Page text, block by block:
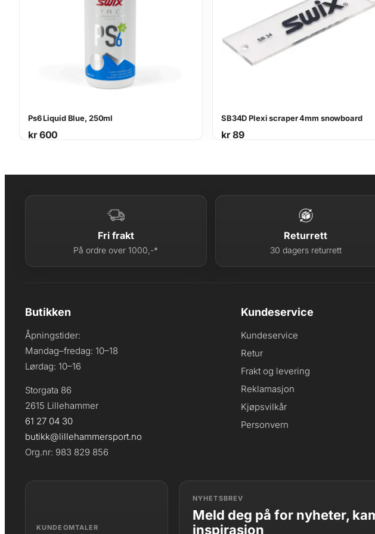
Ps6 Liquid Blue, 250ml
kr600
SB34D Plexi scraper 4mm snowboard
kr89
Fri frakt
På ordre over 1000,-*
Returrett
30 dagers returrett
Butikken
Åpningstider:
Mandag–fredag: 10–18
Lørdag: 10–16
Storgata 86
2615 Lillehammer
61 27 04 30
butikk@lillehammersport.no
Org.nr: 983 829 856
Kundeservice
Kundeservice
Retur
Frakt og levering
Reklamasjon
Kjøpsvilkår
Personvern
KUNDEOMTALER
NYHETSBREV
Meld deg på for nyheter,
inspirasjon